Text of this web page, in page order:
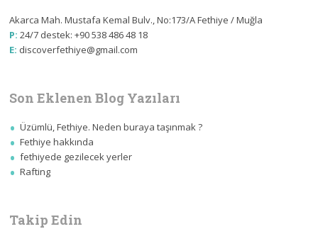
Akarca Mah. Mustafa Kemal Bulv., No:173/A Fethiye / Muğla
P: 24/7 destek: +90 538 486 48 18
E: discoverfethiye@gmail.com
Son Eklenen Blog Yazıları
Üzümlü, Fethiye. Neden buraya taşınmak ?
Fethiye hakkında
fethiyede gezilecek yerler
Rafting
Takip Edin